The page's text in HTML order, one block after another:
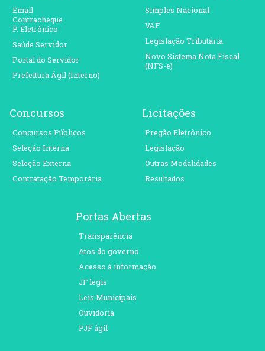
Email
Contracheque
P. Eletrônico
Saúde Servidor
Portal do Servidor
Prefeitura Ágil (Interno)
Simples Nacional
VAF
Legislação Tributária
Novo Sistema Nota Fiscal
(NFS-e)
Concursos
Concursos Públicos
Seleção Interna
Seleção Externa
Contratação Temporária
Licitações
Pregão Eletrônico
Legislação
Outras Modalidades
Resultados
Portas Abertas
Transparência
Atos do governo
Acesso à informação
JF legis
Leis Municipais
Ouvidoria
PJF ágil